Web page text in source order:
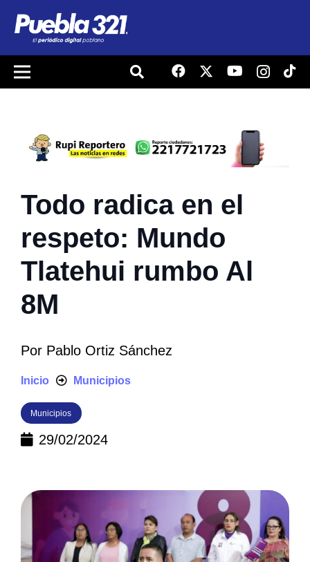
Todo radica en el
respeto: Mundo
Tlatehui rumbo Al
8M
Por Pablo Ortiz Sánchez
Inicio Municipios
Municipios
29/02/2024